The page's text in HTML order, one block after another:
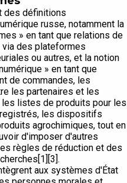
des définitions
russe, notamment la
» en tant que relations de
des plateformes
ou autres, et la notion
» en tant que
de commandes, les
les partenaires et les
listes de produits pour les
les dispositifs
agrochimiques, tout en
d'imposer d'autres
règles de réduction et des
aux systèmes d'État